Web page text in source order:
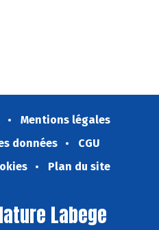
Mentions légales
données
CGU
Plan du site
Labege